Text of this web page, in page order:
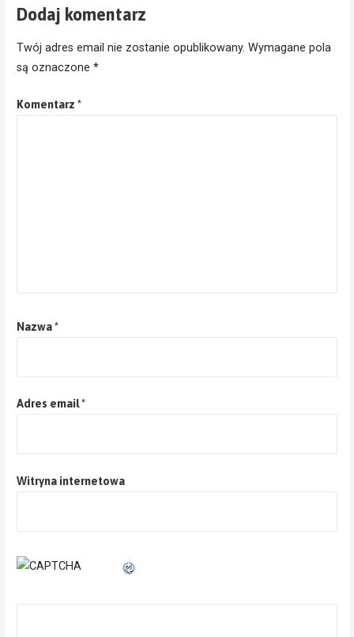
Dodaj komentarz
Twój adres email nie zostanie opublikowany. Wymagane pola
są oznaczone *
Komentarz *
Nazwa*
Adres email*
Witryna internetowa